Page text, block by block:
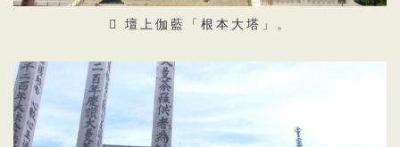
壇上伽藍「根本大塔」。